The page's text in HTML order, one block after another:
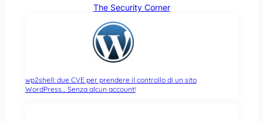
The Security Corner
wp2shell: due CVE per prendere il controllo di un sito
WordPress… Senza alcun account!